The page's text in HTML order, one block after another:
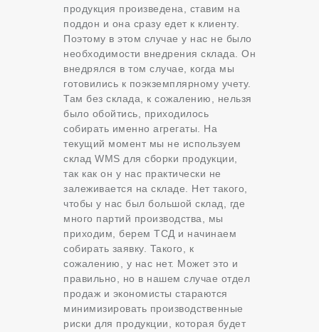
продукция произведена, ставим на
поддон и она сразу едет к клиенту.
Поэтому в этом случае у нас не было
необходимости внедрения склада. Он
внедрялся в том случае, когда мы
готовились к поэкземплярному учету.
Там без склада, к сожалению, нельзя
было обойтись, приходилось
собирать именно агрегаты. На
текущий момент мы не используем
склад WMS для сборки продукции,
так как он у нас практически не
залеживается на складе. Нет такого,
чтобы у нас был большой склад, где
много партий производства, мы
приходим, берем ТСД и начинаем
собирать заявку. Такого, к
сожалению, у нас нет. Может это и
правильно, но в нашем случае отдел
продаж и экономисты стараются
минимизировать производственные
риски для продукции, которая будет